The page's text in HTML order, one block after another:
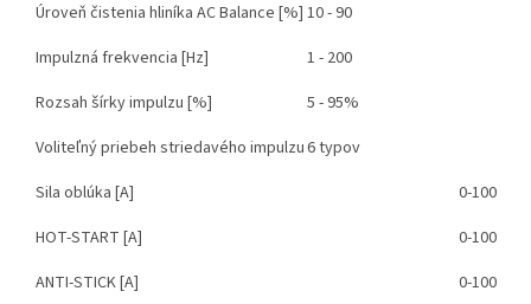
Úroveň čistenia hliníka AC Balance [%] 10 - 90
Impulzná frekvencia [Hz]
1 - 200
Rozsah šírky impulzu [%]
5 - 95%
Voliteľný priebeh striedavého impulzu6 typov
Sila oblúka [A]
0-100
HOT-START [A]
0-100
ANTI-STICK [A]
0-100